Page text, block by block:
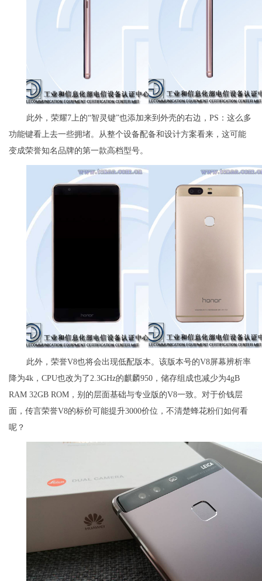
此外，荣耀7上的“智灵键”也添加来到外壳的右边，PS：这么多
功能键看上去一些拥堵。从整个设备配备和设计方案看来，这可能
变成荣誉知名品牌的第一款高档型号。
此外，荣誉V8也将会出现低配版本。该版本号的V8屏幕辨析率
降为4k，CPU也改为了2.3GHz的麒麟950，储存组成也减少为4gB
RAM 32GB ROM，别的层面基础与专业版的V8一致。对于价钱层
面，传言荣誉V8的标价可能提升3000价位，不清楚蜂花粉们如何看
呢？